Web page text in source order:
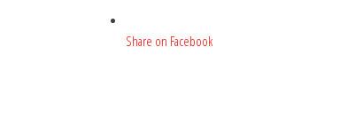
Share on Facebook